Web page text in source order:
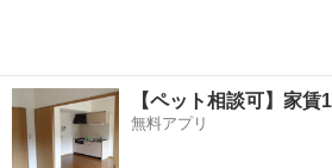
【ペット相談可】家賃
無料アプリ